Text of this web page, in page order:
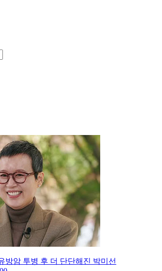
방암 투병 후 더 단단해진 박미선